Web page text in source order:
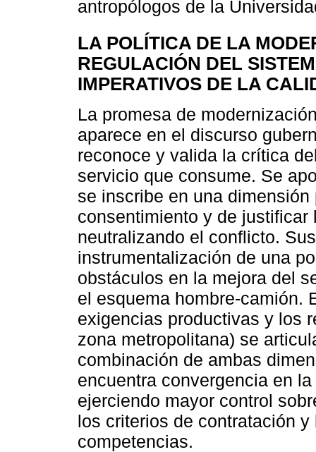
antropólogos de la
LA POLÍTICA DE LA
REGULACIÓN DEL
IMPERATIVOS DE LA
La promesa de
aparece en el discurso
reconoce y valida la crítica
servicio que consume. Se
se inscribe en una
consentimiento y de
neutralizando el conflicto.
instrumentalización de una
obstáculos en la mejora del
el esquema hombre-camión.
exigencias productivas y los
zona metropolitana) se
combinación de ambas
encuentra convergencia en
ejerciendo mayor control
los criterios de contratación
competencias.